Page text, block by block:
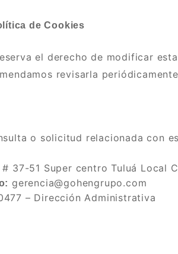
de Cookies
el derecho de modificar
revisarla
o solicitud relacionada con
37-51 Super centro Tuluá Local
gerencia@gohengrupo.com
– Dirección Administrativa